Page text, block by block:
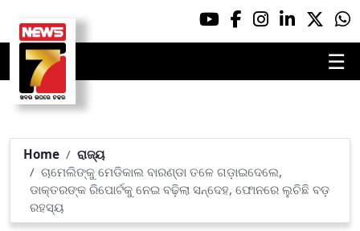
☰
Home
ରାଜ୍ୟ
ଚାମେଲିଙ୍କୁ ମେଡିକାଲ ବାରଣ୍ଡା ତଳେ ଗଡ଼ାଇଦେଲେ,
ଡାକ୍ତରଙ୍କ ରିପୋର୍ଟକୁ ନେଇ ବଢ଼ିଲା ସନ୍ଦେହ, ଫୋନରେ ଲୁଚିଛି ବଡ଼
ରହସ୍ୟ